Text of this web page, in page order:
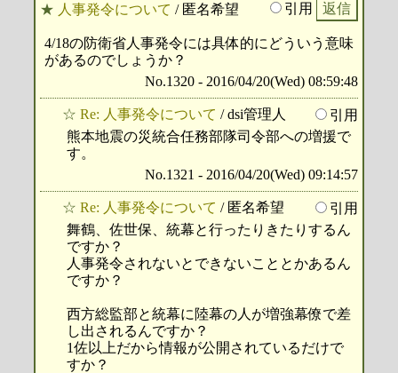
★ 人事発令について / 匿名希望 引用
4/18の防衛省人事発令には具体的にどういう意味
があるのでしょうか？
No.1320 - 2016/04/20(Wed) 08:59:48
☆ Re: 人事発令について / dsi管理人
引用
熊本地震の災統合任務部隊司令部への増援で
す。
No.1321 - 2016/04/20(Wed) 09:14:57
☆ Re: 人事発令について / 匿名希望
引用
舞鶴、佐世保、統幕と行ったりきたりするん
ですか？
人事発令されないとできないこととかあるん
ですか？
西方総監部と統幕に陸幕の人が増強幕僚で差
し出されるんですか？
1佐以上だから情報が公開されているだけで
すか？